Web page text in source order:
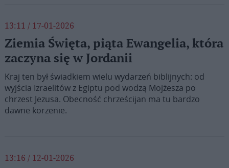
13:11 / 17-01-2026
Ziemia Święta, piąta Ewangelia, która
zaczyna się w Jordanii
Kraj ten był świadkiem wielu wydarzeń biblijnych: od
wyjścia Izraelitów z Egiptu pod wodzą Mojżesza po
chrzest Jezusa. Obecność chrześcijan ma tu bardzo
dawne korzenie.
13:16 / 12-01-2026